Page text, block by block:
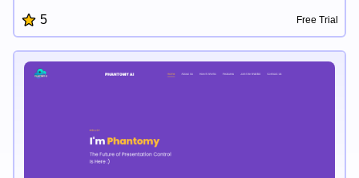
る生成AIソリューションを開発し、企業がAIとデータを自社で
所有できるようサポートしています。このプラットフォームは
AIアシストの品質チェックを提供し、クライアントが自社の事
5 Free Trial